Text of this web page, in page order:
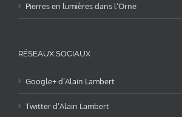
Pierres en lumières dans l’Orne
RÉSEAUX SOCIAUX
Google+ d’Alain Lambert
Twitter d’Alain Lambert